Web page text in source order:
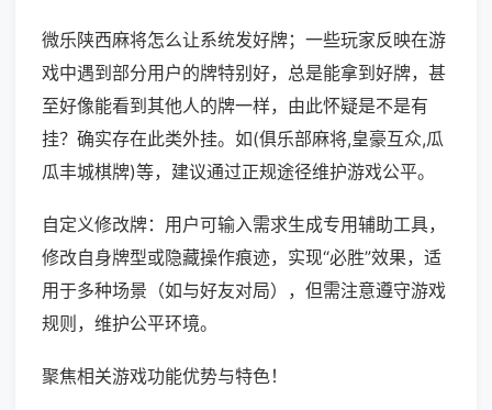
微乐陕西麻将怎么让系统发好牌；一些玩家反映在游
戏中遇到部分用户的牌特别好，总是能拿到好牌，甚
至好像能看到其他人的牌一样，由此怀疑是不是有
挂？确实存在此类外挂。如(俱乐部麻将,皇豪互众,瓜
瓜丰城棋牌)等，建议通过正规途径维护游戏公平。
自定义修改牌：用户可输入需求生成专用辅助工具，
修改自身牌型或隐藏操作痕迹，实现“必胜”效果，适
用于多种场景（如与好友对局），但需注意遵守游戏
规则，维护公平环境。
聚焦相关游戏功能优势与特色！